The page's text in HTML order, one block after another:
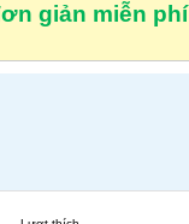
giản miễn phí